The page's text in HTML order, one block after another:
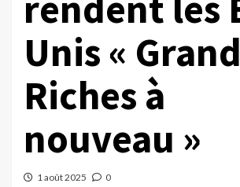
Unis «
Riches à
nouveau »
1 août 2025 0